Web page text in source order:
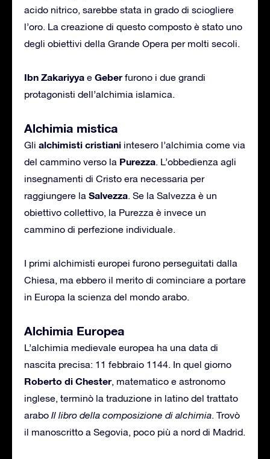
acido nitrico, sarebbe stata in grado di sciogliere
l’oro. La creazione di questo composto è stato uno
degli obiettivi della Grande Opera per molti secoli.
Ibn Zakariyya e Geberfurono i due grandi
protagonisti dell’alchimia islamica.
Alchimia mistica
Gli alchimisti cristiani intesero l’alchimia come via
del cammino verso la Purezza. L’obbedienza agli
insegnamenti di Cristo era necessaria per
raggiungere la Salvezza. Se la Salvezza è un
obiettivo collettivo, la Purezza è invece un
cammino di perfezione individuale.
I primi alchimisti europei furono perseguitati dalla
Chiesa, ma ebbero il merito di cominciare a portare
in Europa la scienza del mondo arabo.
Alchimia Europea
L’alchimia medievale europea ha una data di
nascita precisa: 11 febbraio 1144. In quel giorno
Roberto di Chester, matematico e astronomo
inglese, terminò la traduzione in latino del trattato
arabo Il libro della composizione di alchimia. Trovò
il manoscritto a Segovia, poco più a nord di Madrid.